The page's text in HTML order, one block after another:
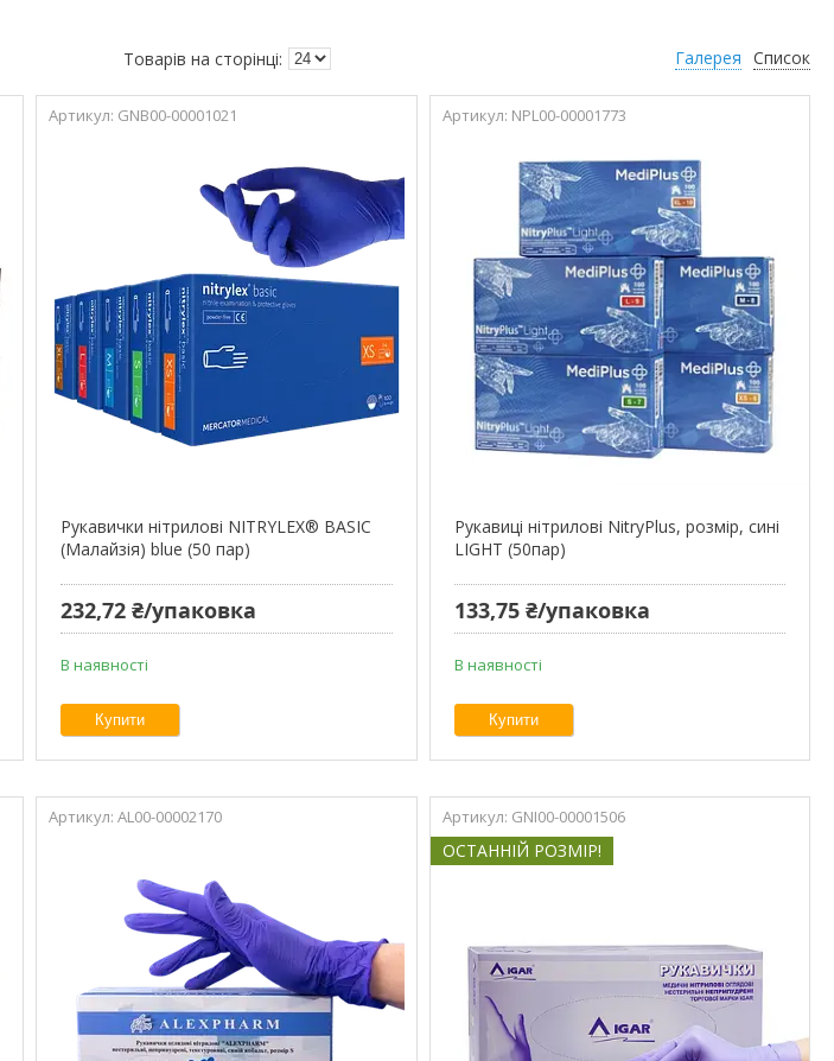
Галерея Список
GNB00-00001021
Рукавички нітрилові NITRYLEX® BASIC
(Малайзія) blue (50 пар)
232,72 ₴/упаковка
В наявності
Купити
NPL00-00001773
Рукавиці нітрилові NitryPlus, розмір, сині
LIGHT (50пар)
133,75 ₴/упаковка
В наявності
Купити
AL00-00002170 GNI00-00001506
ОСТАННІЙ РОЗМІР!